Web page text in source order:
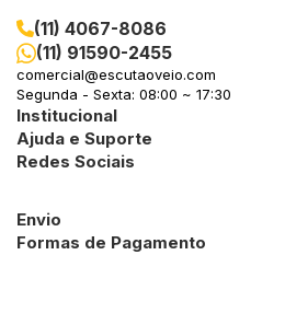
(11) 4067-8086
(11) 91590-2455
comercial@escutaoveio.com
Segunda - Sexta: 08:00 ~ 17:30
Institucional
Ajuda e Suporte
Redes Sociais
Envio
Formas de Pagamento